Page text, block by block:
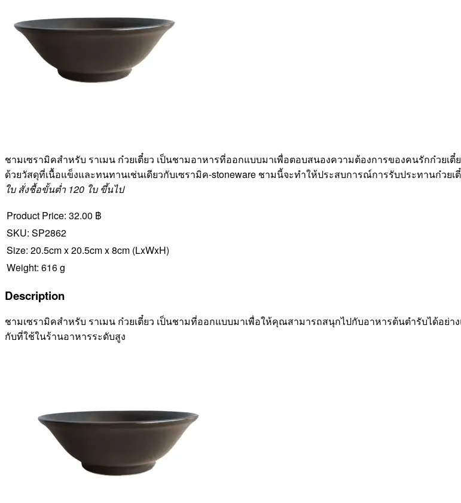
ชามเซรามิคสำหรับ ราเมน ก๋วยเตี๋ยว เป็นชามอาหารที่ออกแบบมาเพื่อตอบสนองความต้องการของคนรักก๋วยเตี๋ย
ด้วยวัสดุที่เนื้อแข็งและทนทานเช่นเดียวกับเซรามิค-stoneware ชามนี้จะทำให้ประสบการณ์การรับประทานก๋วย
ใบ สั่งชื้อขั้นต่ำ 120 ใบ ขึ้นไป
Product Price: 32.00 ฿
SKU: SP2862
Size: 20.5cm x 20.5cm x 8cm (LxWxH)
Weight: 616 g
Description
ชามเซรามิคสำหรับ ราเมน ก๋วยเตี๋ยว เป็นชามที่ออกแบบมาเพื่อให้คุณสามารถสนุกไปกับอาหารต้นตำรับได้อ
กับที่ใช้ในร้านอาหารระดับสูง